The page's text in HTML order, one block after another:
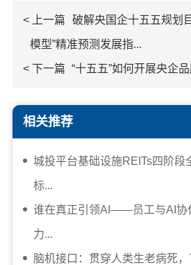
< 上一篇 破解央国企十五五规划
模型”精准预测发展指...
< 下一篇 “十五五”如何开展央企
相关推荐
城投平台基础设施REITs四阶段
标...
谁在真正引领AI——员工与AI协
力...
脑机接口：贯穿人类生老病死